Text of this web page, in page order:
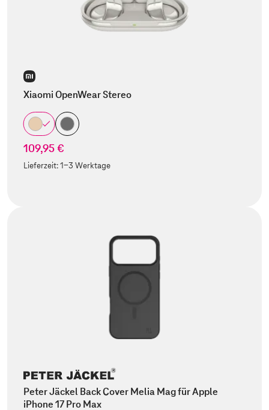
Xiaomi OpenWear Stereo
109,95 €
Lieferzeit:1-3 Werktage
Peter Jäckel Back Cover Melia Mag für Apple
iPhone 17 Pro Max